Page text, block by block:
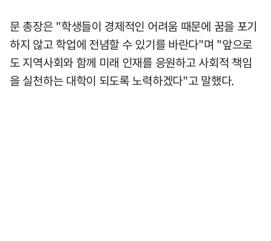
문 총장은 "학생들이 경제적인 어려움 때문에 꿈을 포기
하지 않고 학업에 전념할 수 있기를 바란다"며 "앞으로
도 지역사회와 함께 미래 인재를 응원하고 사회적 책임
을 실천하는 대학이 되도록 노력하겠다"고 말했다.